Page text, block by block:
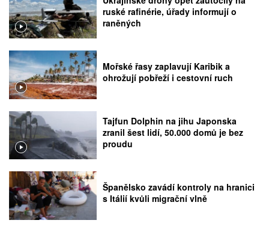
ruské rafinérie, úřady informují o
raněných
Mořské řasy zaplavují Karibik a
ohrožují pobřeží i cestovní ruch
Tajfun Dolphin na jihu Japonska
zranil šest lidí, 50.000 domů je bez
proudu
Španělsko zavádí kontroly na hranici
s Itálií kvůli migrační vlně